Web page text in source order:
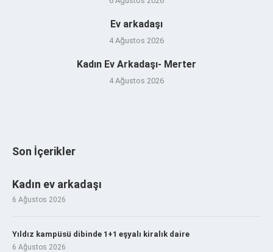
Ev arkadaşı
4 Ağustos 2026
Kadın Ev Arkadaşı- Merter
4 Ağustos 2026
Son İçerikler
Kadın ev arkadaşı
6 Ağustos 2026
Yıldız kampüsü dibinde 1+1 eşyalı kiralık daire
6 Ağustos 2026